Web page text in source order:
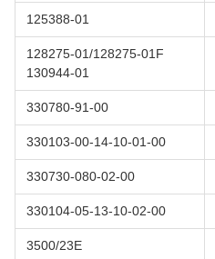
125388-01
128275-01/128275-01F
130944-01
330780-91-00
330103-00-14-10-01-00
330730-080-02-00
330104-05-13-10-02-00
3500/23E